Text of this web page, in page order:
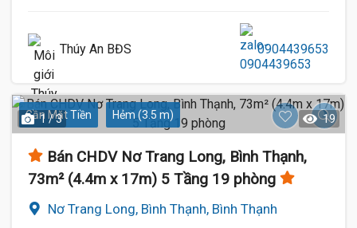
Thúy An BĐS 0904439653
Gần Mặt Tiền Hẻm (3.5 m)
1 / 3 19
Bán CHDV Nơ Trang Long, Bình Thạnh,
73m² (4.4m x 17m) 5 Tầng 19 phòng
Nơ Trang Long, Bình Thạnh, Bình Thạnh